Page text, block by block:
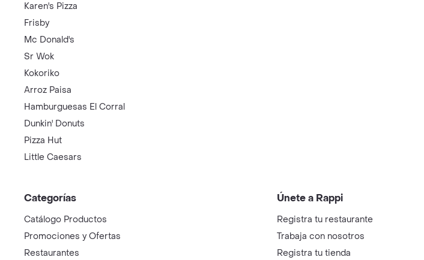
Karen's Pizza
Frisby
Mc Donald's
Sr Wok
Kokoriko
Arroz Paisa
Hamburguesas El Corral
Dunkin' Donuts
Pizza Hut
Little Caesars
Categorías
Catálogo Productos
Promociones y Ofertas
Restaurantes
Únete a Rappi
Registra tu restaurante
Trabaja con nosotros
Registra tu tienda